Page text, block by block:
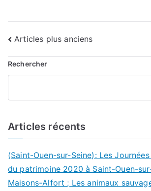
Navigation
des
articles
Articles plus anciens
Rechercher
Articles récents
(Saint-Ouen-sur-Seine): Les
du patrimoine 2020 à Saint-Ouen-
Maisons-Alfort ; Les animaux